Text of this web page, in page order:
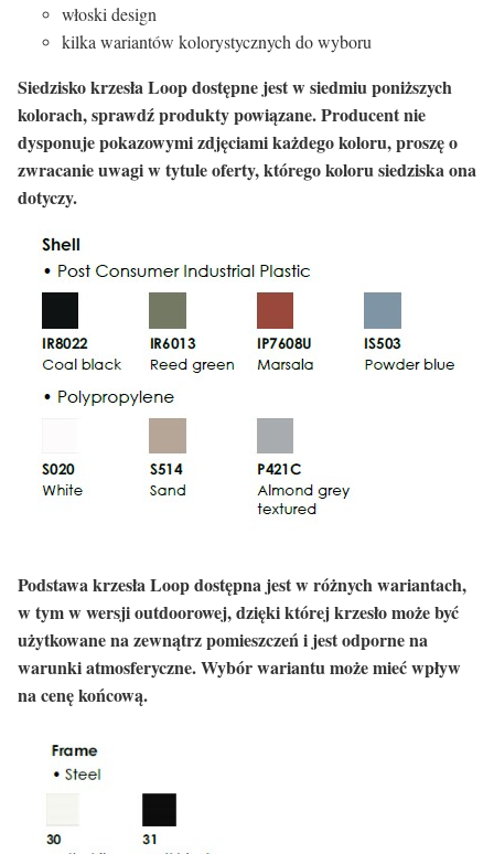
włoski design
kilka wariantów kolorystycznych do wyboru
Siedzisko krzesła Loop dostępne jest w siedmiu poniższych
kolorach, sprawdź produkty powiązane. Producent nie
dysponuje pokazowymi zdjęciami każdego koloru, proszę o
zwracanie uwagi w tytule oferty, którego koloru siedziska ona
dotyczy.
Podstawa krzesła Loop dostępna jest w różnych wariantach,
w tym w wersji outdoorowej, dzięki której krzesło może być
użytkowane na zewnątrz pomieszczeń i jest odporne na
warunki atmosferyczne. Wybór wariantu może mieć wpływ
na cenę końcową.